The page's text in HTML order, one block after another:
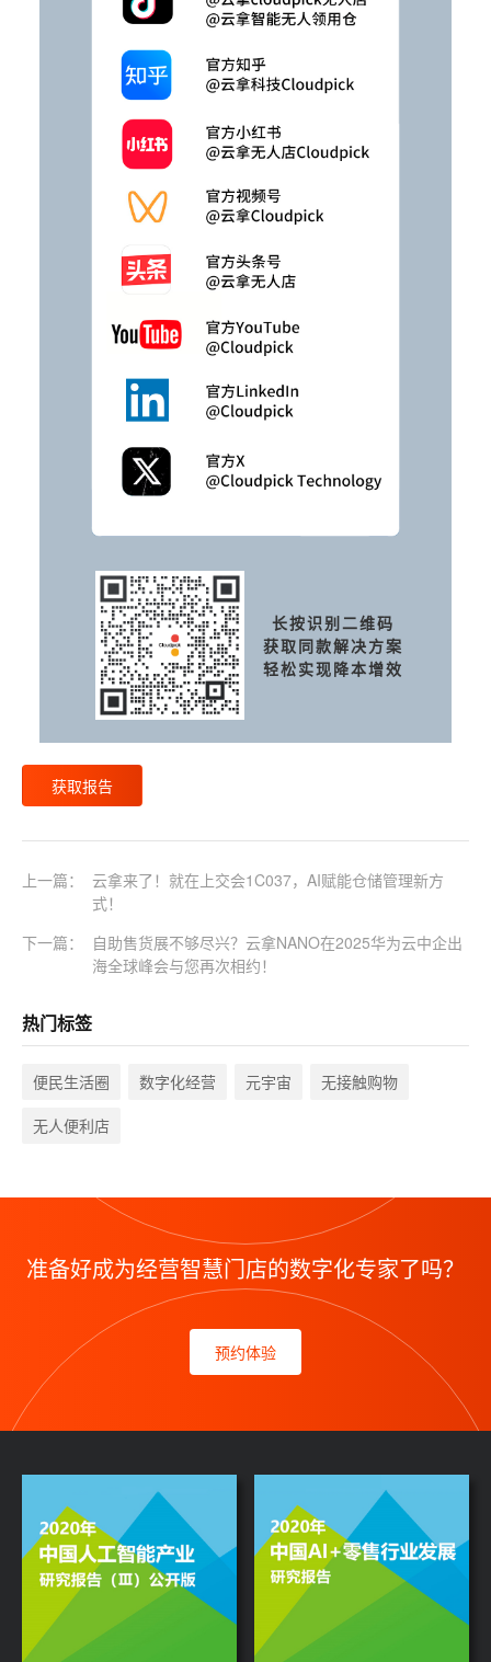
长按识别二维码
获取同款解决方案
轻松实现降本增效
获取报告
上一篇：
云拿来了！就在上交会1C037，AI赋能仓储管理新方
式！
下一篇：
自助售货展不够尽兴？云拿NANO在2025华为云中企出
海全球峰会与您再次相约！
热门标签
便民生活圈 数字化经营 元宇宙
无接触购物
无人便利店
准备好成为经营智慧门店的数字化专家了吗？
预约体验